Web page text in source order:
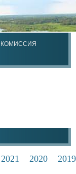
КОМИССИЯ
2021 2020 2019